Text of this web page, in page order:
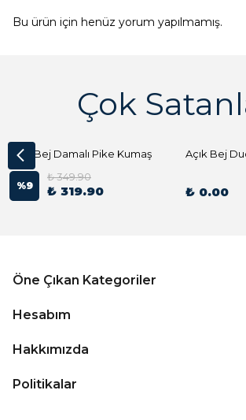
Bu ürün için henüz yorum yapılmamış.
Çok
Açık Bej Damalı Pike Kumaş
%9
₺ 349.90
₺ 319.90 ₺ 0.00
Öne Çıkan Kategoriler
Hesabım
Hakkımızda
Politikalar